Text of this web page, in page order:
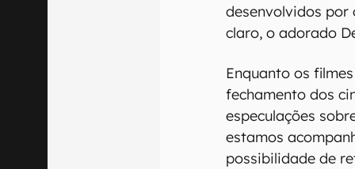
desenvolvidos por
claro, o adorado
Enquanto os
fechamento dos
especulações
estamos
possibilidade de